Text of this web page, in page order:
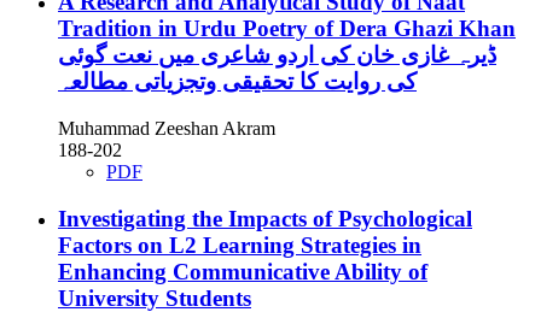
Tradition in Urdu Poetry of Dera Ghazi Khan
ڈیرہ غازی خان کی اردو شاعری میں نعت گوئی
کی روایت کا تحقیقی وتجزیاتی مطالعہ
Muhammad Zeeshan Akram
188-202
PDF
Investigating the Impacts of Psychological
Factors on L2 Learning Strategies in
Enhancing Communicative Ability of
University Students